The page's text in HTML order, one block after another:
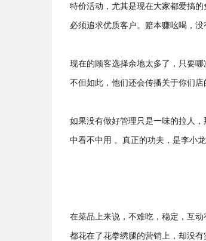
特价活动，尤其是现在大家都爱搞
必须追求优质客户。赔本赚吆喝，
现在的顾客选择余地太多了，只要
不但如此，他们还会传播关于你们店
如果没有做好管理只是一味的拉人
中看不中用 。真正的功夫，是李小
在菜品上来说，不难吃，稳定，互
都花在了花拳绣腿的营销上，却没有